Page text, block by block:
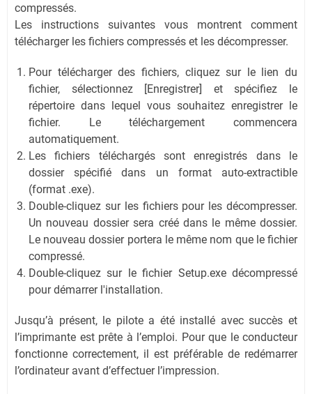
compressés.
Les instructions suivantes vous montrent comment
télécharger les fichiers compressés et les décompresser.
Pour télécharger des fichiers, cliquez sur le lien du
fichier, sélectionnez [Enregistrer] et spécifiez le
répertoire dans lequel vous souhaitez enregistrer le
fichier. Le téléchargement commencera
automatiquement.
Les fichiers téléchargés sont enregistrés dans le
dossier spécifié dans un format auto-extractible
(format .exe).
Double-cliquez sur les fichiers pour les décompresser.
Un nouveau dossier sera créé dans le même dossier.
Le nouveau dossier portera le même nom que le fichier
compressé.
Double-cliquez sur le fichier Setup.exe décompressé
pour démarrer l'installation.
Jusqu’à présent, le pilote a été installé avec succès et
l’imprimante est prête à l’emploi. Pour que le conducteur
fonctionne correctement, il est préférable de redémarrer
l’ordinateur avant d’effectuer l’impression.